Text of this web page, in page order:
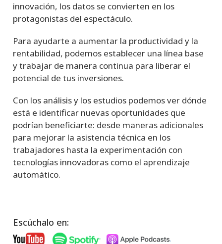
innovación, los datos se convierten en los
protagonistas del espectáculo.
Para ayudarte a aumentar la productividad y la
rentabilidad, podemos establecer una línea base
y trabajar de manera continua para liberar el
potencial de tus inversiones.
Con los análisis y los estudios podemos ver dónde
está e identificar nuevas oportunidades que
podrían beneficiarte: desde maneras adicionales
para mejorar la asistencia técnica en los
trabajadores hasta la experimentación con
tecnologías innovadoras como el aprendizaje
automático.
Escúchalo en:
.